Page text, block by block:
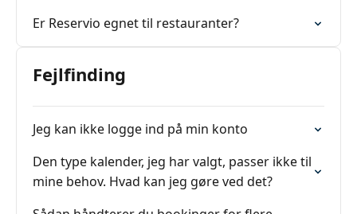
Er Reservio egnet til restauranter?
Fejlfinding
Jeg kan ikke logge ind på min konto
Den type kalender, jeg har valgt, passer ikke til
mine behov. Hvad kan jeg gøre ved det?